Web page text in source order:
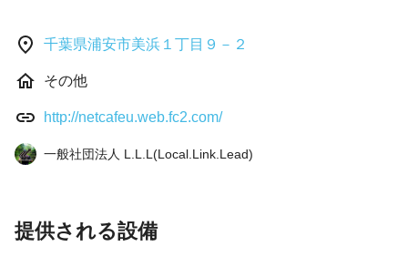
千葉県浦安市美浜１丁目９－２
その他
http://netcafeu.web.fc2.com/
一般社団法人 L.L.L(Local.Link.Lead)
提供される設備